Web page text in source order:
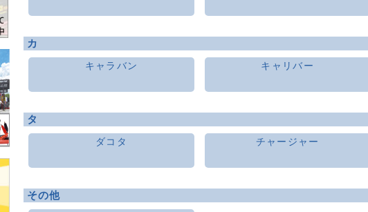
カ
キャラバン キャリバー
タ
ダコタ チャージャー
その他